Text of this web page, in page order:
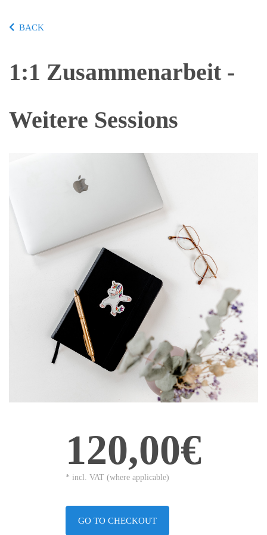
BACK
1:1 Zusammenarbeit -
Weitere Sessions
120,00€
* incl. VAT (where applicable)
GO TO CHECKOUT